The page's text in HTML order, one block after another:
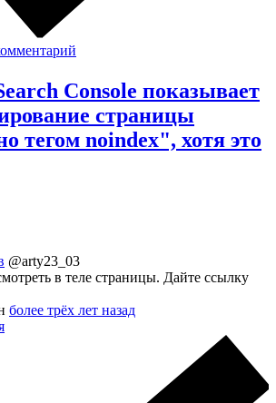
Console показывает
страницы
тегом noindex", хотя это
@arty23_03
в теле страницы. Дайте ссылку
более трёх лет назад